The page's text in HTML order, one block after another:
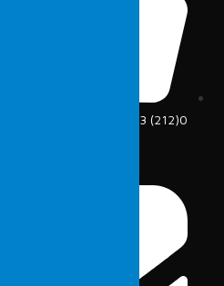
0(212) 213 5375